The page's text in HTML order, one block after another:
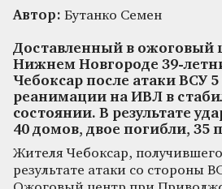
Автор: Бутанко Семен
Доставленный в ожоговый
Нижнем Новгороде 39-
Чебоксар после атаки ВСУ
реанимации на ИВЛ в
состоянии. В результате
40 домов, двое погибли, 35
Жителя Чебоксар,
результате атаки со стороны